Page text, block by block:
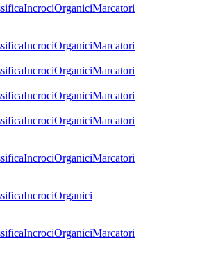
IncrociOrganiciMarcatori
IncrociOrganiciMarcatori
IncrociOrganiciMarcatori
IncrociOrganiciMarcatori
IncrociOrganiciMarcatori
IncrociOrganiciMarcatori
IncrociOrganici
IncrociOrganiciMarcatori